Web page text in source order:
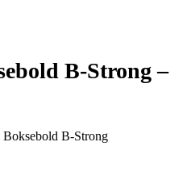
B-Strong –